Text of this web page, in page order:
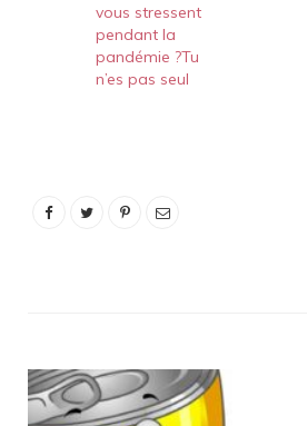
vous stressent
pendant la
pandémie ?Tu
n’es pas seul